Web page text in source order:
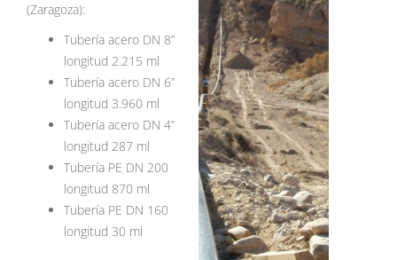
(Zaragoza):
Tubería acero DN 8”
longitud 2.215 ml
Tubería acero DN 6”
longitud 3.960 ml
Tubería acero DN 4”
longitud 287 ml
Tubería PE DN 200
longitud 870 ml
Tubería PE DN 160
longitud 30 ml